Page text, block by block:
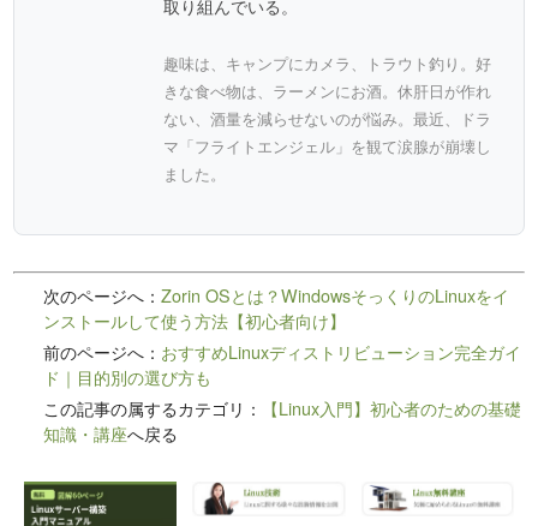
取り組んでいる。
趣味は、キャンプにカメラ、トラウト釣り。好
きな食べ物は、ラーメンにお酒。休肝日が作れ
ない、酒量を減らせないのが悩み。最近、ドラ
マ「フライトエンジェル」を観て涙腺が崩壊し
ました。
次のページへ：Zorin OSとは？WindowsそっくりのLinuxをイ
ンストールして使う方法【初心者向け】
前のページへ： おすすめLinuxディストリビューション完全ガイ
ド｜目的別の選び方も
この記事の属するカテゴリ：
【Linux入門】初心者のための基礎
知識・講座へ戻る